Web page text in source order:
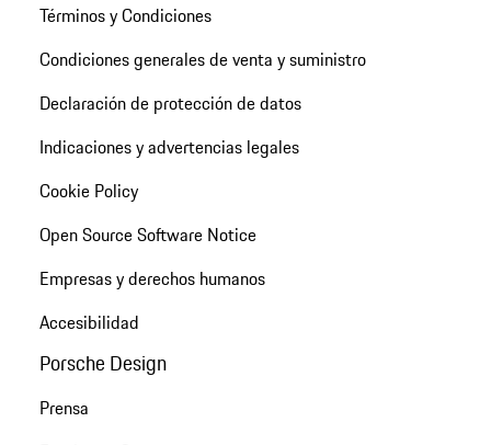
Términos y Condiciones
Condiciones generales de venta y suministro
Declaración de protección de datos
Indicaciones y advertencias legales
Cookie Policy
Open Source Software Notice
Empresas y derechos humanos
Accesibilidad
Porsche Design
Prensa